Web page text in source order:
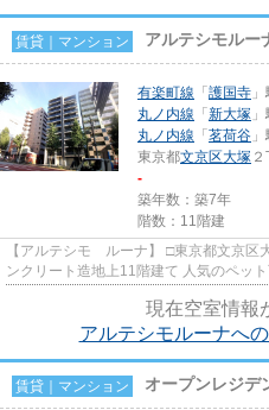
賃貸｜マンション アルテシモルー
有楽町線 「 護国寺
丸ノ内線 「 新大塚
丸ノ内線 「 茗荷谷
東京都文京区大塚
-
築年数：築7年
階数：11階建
【アルテシモ ルーナ】 □東京都文京区大塚二丁目14-8 □2018年9月築 □鉄筋コ
ンクリート造地上11階建て 人気のペット可マンション！ （小型犬＋敷金1か月
現在空室情報
アルテシモルーナへ
賃貸｜マンション オープンレジデ